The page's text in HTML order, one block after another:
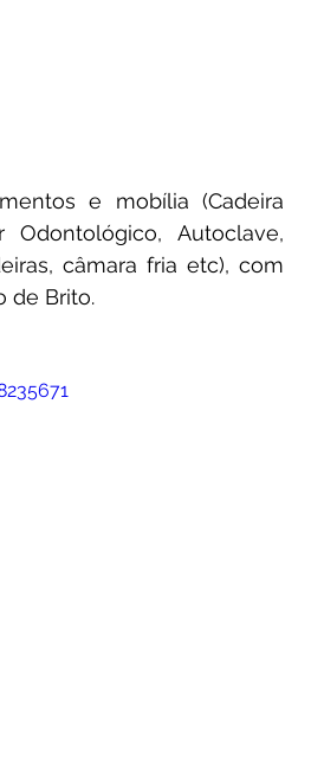
e mobília (Cadeira
Autoclave,
câmara fria etc), com
de Brito.